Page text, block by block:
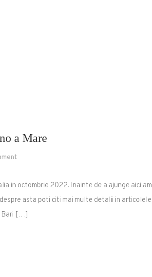
a Mare
on
Alberobello
Polignano
a
in octombrie 2022. Inainte de a ajunge aici am
asta poti citi mai multe detalii in articolele
Bari […]